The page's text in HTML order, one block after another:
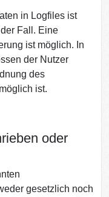
in Logfiles ist
Fall. Eine
ist möglich. In
der Nutzer
des
ist.
oder
gesetzlich noch